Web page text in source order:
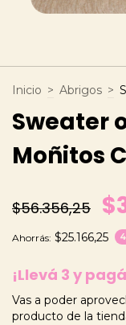
Inicio > Abrigos >
Sweater
Moñitos
$56.356,25
Ahorrás: $25.166,25
¡Llevá 3 y
Vas a poder
producto de la